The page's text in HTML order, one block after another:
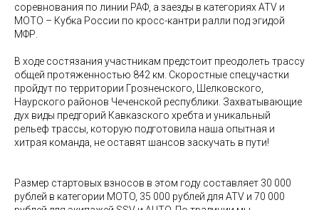
соревнования по линии РАФ, а заезды в категориях ATV и
MOTO – Кубка России по кросс-кантри ралли под эгидой
МФР.
В ходе состязания участникам предстоит преодолеть трассу
общей протяженностью 842 км. Скоростные спецучастки
пройдут по территории Грозненского, Шелковского,
Наурского районов Чеченской республики. Захватывающие
дух виды предгорий Кавказского хребта и уникальный
рельеф трассы, которую подготовила наша опытная и
хитрая команда, не оставят шансов заскучать в пути!
Размер стартовых взносов в этом году составляет 30 000
рублей в категории MOTO, 35 000 рублей для ATV и 70 000